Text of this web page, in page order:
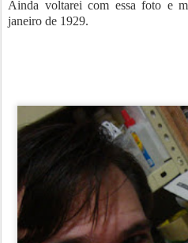
Ainda voltarei com essa foto e
janeiro de 1929.